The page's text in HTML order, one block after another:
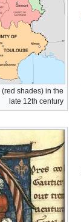
shades) in the
late 12th century